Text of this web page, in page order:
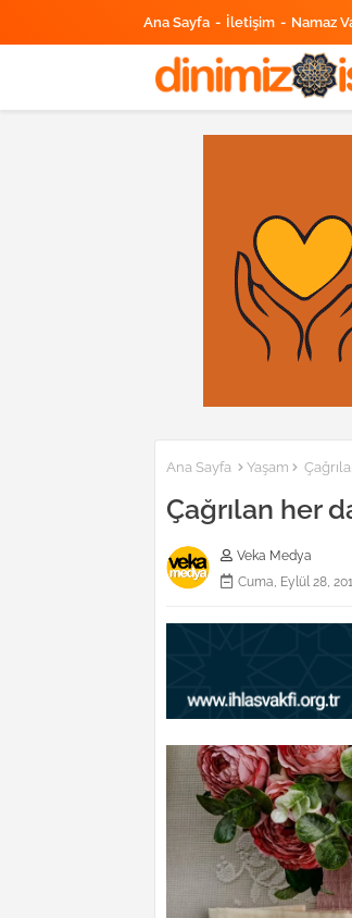
Ana Sayfa İletişim Namaz
Ana Sayfa Yaşam
Çağrılan her
Veka Medya
Cuma, Eylül 28,